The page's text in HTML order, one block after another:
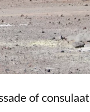
of consulaat